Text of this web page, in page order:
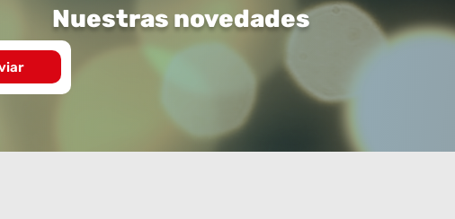
Nuestras novedades